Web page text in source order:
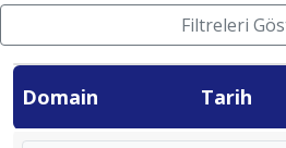
Filtreleri
Domain Tarih